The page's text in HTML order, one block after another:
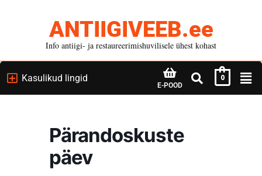
ANTIIGIVEEB.ee
Info antiigi- ja restaureerimishuvilisele ühest kohast
Kasulikud lingid
E-POOD
0
Pärandoskuste
päev